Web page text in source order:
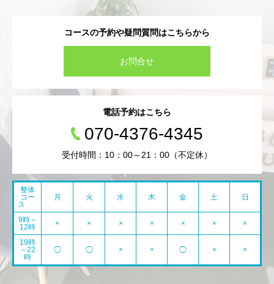
コースの予約や疑問質問はこちらから
お問合せ
電話予約はこちら
070-4376-4345
受付時間：10：00～21：00（不定休）
整体
コー
ス
月 火 水 木 金 土 日
9時～
12時
× × × × × × ×
19時
～22
時
◯ ◯ × × ◯ × ×